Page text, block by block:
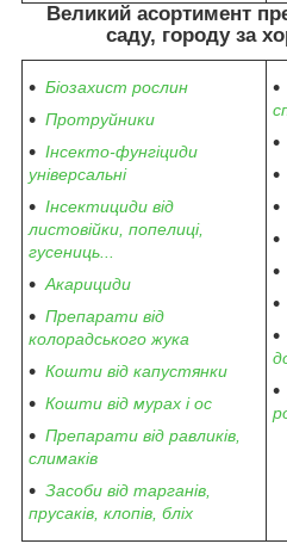
Великий асортимент
саду, городу за
Біозахист рослин
Протруйники
Інсекто-фунгіциди
універсальні
Інсектициди від
листовійки, попелиці,
гусениць...
Акарициди
Препарати від
колорадського жука
Кошти від капустянки
Кошти від мурах і ос
Препарати від равликів,
слимаків
Засоби від тарганів,
прусаків, клопів, бліх